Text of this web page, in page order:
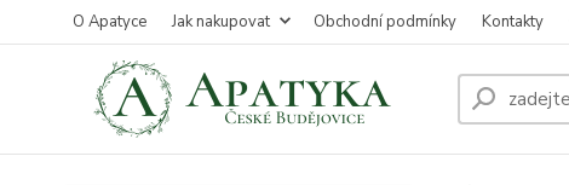
O Apatyce Jak nakupovat Obchodní podmínky Kontakty